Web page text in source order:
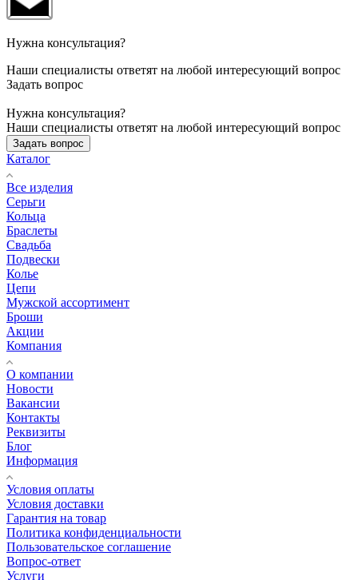
Нужна консультация?
Наши специалисты ответят на любой интересующий вопрос
Задать вопрос
Нужна консультация?
Наши специалисты ответят на любой интересующий вопрос
Задать вопрос
Каталог
Все изделия
Серьги
Кольца
Браслеты
Свадьба
Подвески
Колье
Цепи
Мужской ассортимент
Броши
Акции
Компания
О компании
Новости
Вакансии
Контакты
Реквизиты
Блог
Информация
Условия оплаты
Условия доставки
Гарантия на товар
Политика конфиденциальности
Пользовательское соглашение
Вопрос-ответ
Услуги